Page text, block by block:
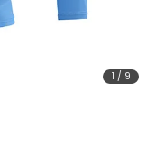
1 / 9